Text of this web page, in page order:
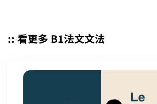
:: 看更多 B1法文文法